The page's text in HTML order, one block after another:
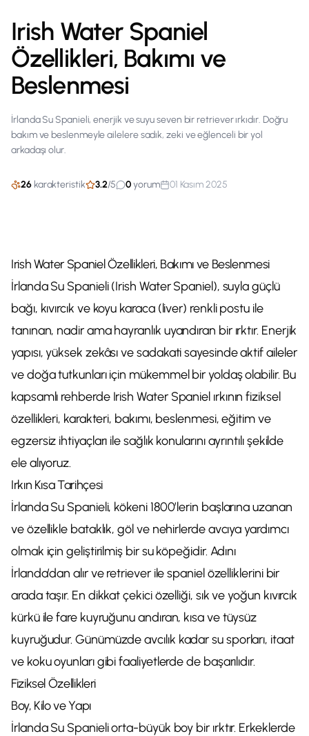
Irish Water Spaniel
Özellikleri, Bakımı ve
Beslenmesi
İrlanda Su Spanieli, enerjik ve suyu seven bir retriever ırkıdır. Doğru
bakım ve beslenmeyle ailelere sadık, zeki ve eğlenceli bir yol
arkadaşı olur.
26 karakteristik 3.2/5 0yorum 01 Kasım 2025
Irish Water Spaniel Özellikleri, Bakımı ve Beslenmesi
İrlanda Su Spanieli (Irish Water Spaniel), suyla güçlü
bağı, kıvırcık ve koyu karaca (liver) renkli postu ile
tanınan, nadir ama hayranlık uyandıran bir ırktır. Enerjik
yapısı, yüksek zekâsı ve sadakati sayesinde aktif aileler
ve doğa tutkunları için mükemmel bir yoldaş olabilir. Bu
kapsamlı rehberde Irish Water Spaniel ırkının fiziksel
özellikleri, karakteri, bakımı, beslenmesi, eğitim ve
egzersiz ihtiyaçları ile sağlık konularını ayrıntılı şekilde
ele alıyoruz.
Irkın Kısa Tarihçesi
İrlanda Su Spanieli, kökeni 1800’lerin başlarına uzanan
ve özellikle bataklık, göl ve nehirlerde avcıya yardımcı
olmak için geliştirilmiş bir su köpeğidir. Adını
İrlanda’dan alır ve retriever ile spaniel özelliklerini bir
arada taşır. En dikkat çekici özelliği, sık ve yoğun kıvırcık
kürkü ile fare kuyruğunu andıran, kısa ve tüysüz
kuyruğudur. Günümüzde avcılık kadar su sporları, itaat
ve koku oyunları gibi faaliyetlerde de başarılıdır.
Fiziksel Özellikleri
Boy, Kilo ve Yapı
İrlanda Su Spanieli orta-büyük boy bir ırktır. Erkeklerde